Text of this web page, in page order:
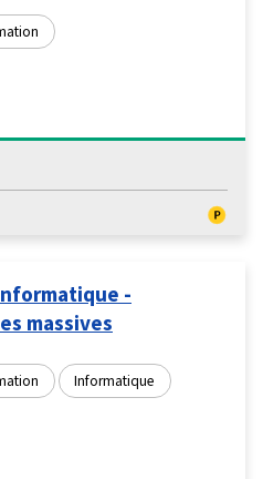
-
massives
Informatique